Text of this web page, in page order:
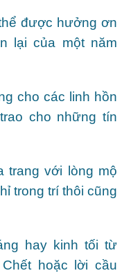
được hưởng ơn
lại của một năm
cho các linh hồn
cho những tín
trang với lòng mộ
trong trí thôi cũng
hay kinh tối từ
hoặc lời cầu